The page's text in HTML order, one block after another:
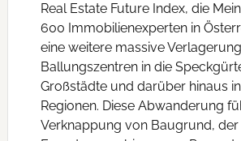
Real Estate Future Index, die
600 Immobilienexperten in
eine weitere massive
Ballungszentren in die
Großstädte und darüber hinaus
Regionen. Diese Abwanderung
Verknappung von Baugrund,